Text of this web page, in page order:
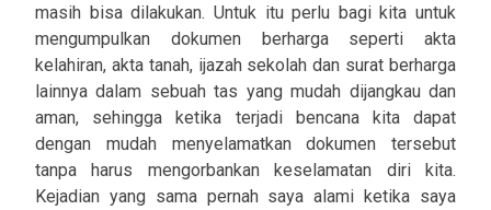
masih bisa dilakukan. Untuk itu perlu bagi kita untuk
mengumpulkan dokumen berharga seperti akta
kelahiran, akta tanah, ijazah sekolah dan surat berharga
lainnya dalam sebuah tas yang mudah dijangkau dan
aman, sehingga ketika terjadi bencana kita dapat
dengan mudah menyelamatkan dokumen tersebut
tanpa harus mengorbankan keselamatan diri kita.
Kejadian yang sama pernah saya alami ketika saya